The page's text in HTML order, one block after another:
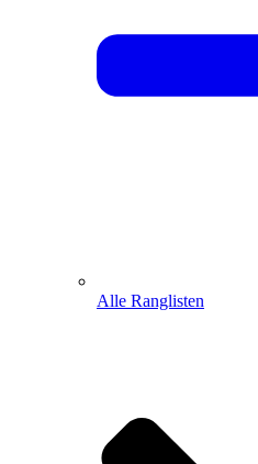
Alle Ranglisten